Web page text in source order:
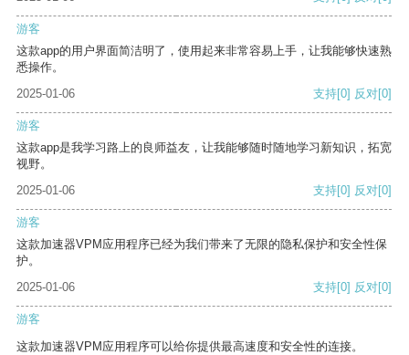
游客
这款app的用户界面简洁明了，使用起来非常容易上手，让我能够快速熟
悉操作。
2025-01-06
支持[0] 反对[0]
游客
这款app是我学习路上的良师益友，让我能够随时随地学习新知识，拓宽
视野。
2025-01-06
支持[0] 反对[0]
游客
这款加速器VPM应用程序已经为我们带来了无限的隐私保护和安全性保
护。
2025-01-06
支持[0] 反对[0]
游客
这款加速器VPM应用程序可以给你提供最高速度和安全性的连接。